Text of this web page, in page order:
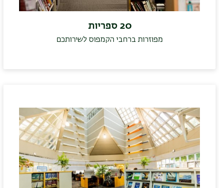
20 ספריות
מפוזרות ברחבי הקמפוס לשירותכם